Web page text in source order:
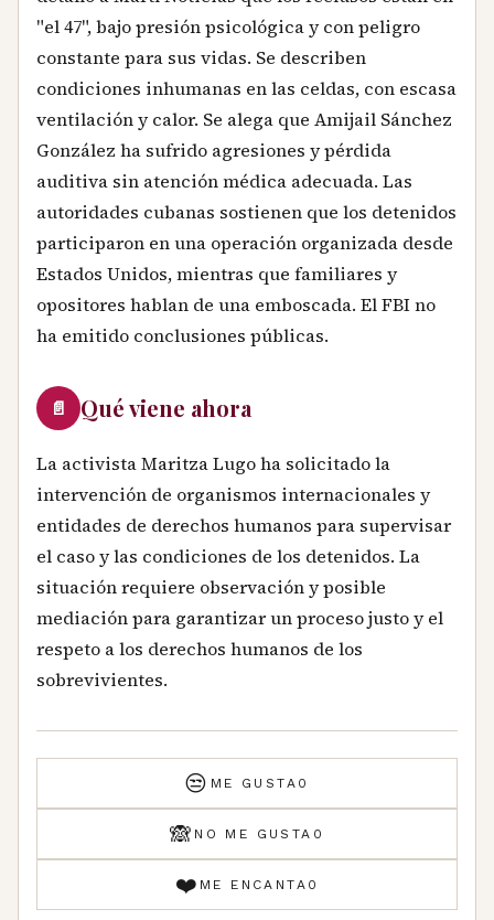
"el 47", bajo presión psicológica y con peligro
constante para sus vidas. Se describen
condiciones inhumanas en las celdas, con escasa
ventilación y calor. Se alega que Amijail Sánchez
González ha sufrido agresiones y pérdida
auditiva sin atención médica adecuada. Las
autoridades cubanas sostienen que los detenidos
participaron en una operación organizada desde
Estados Unidos, mientras que familiares y
opositores hablan de una emboscada. El FBI no
ha emitido conclusiones públicas.
📄 Qué viene ahora
La activista Maritza Lugo ha solicitado la
intervención de organismos internacionales y
entidades de derechos humanos para supervisar
el caso y las condiciones de los detenidos. La
situación requiere observación y posible
mediación para garantizar un proceso justo y el
respeto a los derechos humanos de los
sobrevivientes.
😒 ME GUSTA 0
🙈 NO ME GUSTA 0
❤️ ME ENCANTA 0